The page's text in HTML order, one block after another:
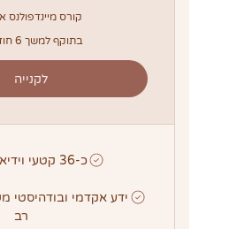
קורס מיינדפולנס
בתוקף למשך 6 חודשים
לקנייה
כ-36 קטעי וידיאו קצרים
ידע אקדמי ובודהיסטי
רב